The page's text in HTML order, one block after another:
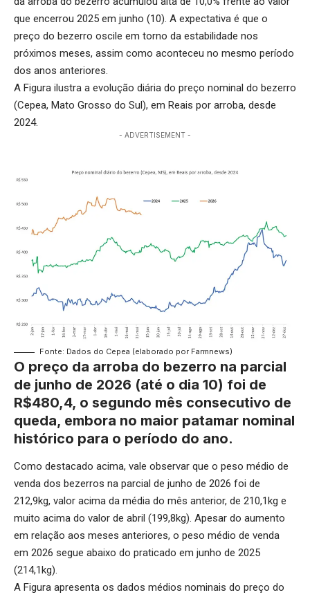
que encerrou 2025 em junho (10). A expectativa é que o
preço do bezerro oscile em torno da estabilidade nos
próximos meses, assim como aconteceu no mesmo período
dos anos anteriores.
A Figura ilustra a evolução diária do preço nominal do bezerro
(Cepea, Mato Grosso do Sul), em Reais por arroba, desde
2024.
- ADVERTISEMENT -
Fonte: Dados do Cepea (elaborado por Farmnews)
O preço da arroba do bezerro na parcial
de junho de 2026 (até o dia 10) foi de
R$480,4, o segundo mês consecutivo de
queda, embora no maior patamar nominal
histórico para o período do ano.
Como destacado acima, vale observar que o peso médio de
venda dos bezerros na parcial de junho de 2026 foi de
212,9kg, valor acima da média do mês anterior, de 210,1kg e
muito acima do valor de abril (199,8kg). Apesar do aumento
em relação aos meses anteriores, o peso médio de venda
em 2026 segue abaixo do praticado em junho de 2025
(214,1kg).
A Figura apresenta os dados médios nominais do preço do